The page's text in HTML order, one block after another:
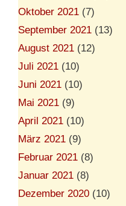
Oktober 2021 (7)
September 2021 (13)
August 2021 (12)
Juli 2021 (10)
Juni 2021 (10)
Mai 2021 (9)
April 2021 (10)
März 2021 (9)
Februar 2021 (8)
Januar 2021 (8)
Dezember 2020 (10)